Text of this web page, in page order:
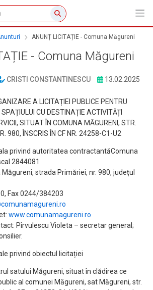
ANUNȚ LICITAȚIE - Comuna Măgureni
- Comuna Măgureni
CRISTI CONSTANTINESCU 13.02.2025
A LICITAȚIEI PUBLICE PENTRU
SPAȚIULUI CU DESTINAȚIE ACTIVITĂȚI
SITUAT ÎN COMUNA MĂGURENI, STR.
980, ÎNSCRIS ÎN CF NR. 24258-C1-U2
privind autoritatea contractantăComuna
2844081
strada Primăriei, nr. 980, județul
Fax 0244/384203
www.comunamagureni.ro
Pîrvulescu Violeta – secretar general;
privind obiectul licitației
satului Măgureni, situat în clădirea ce
al comunei Măgureni, sat Măgureni, str.